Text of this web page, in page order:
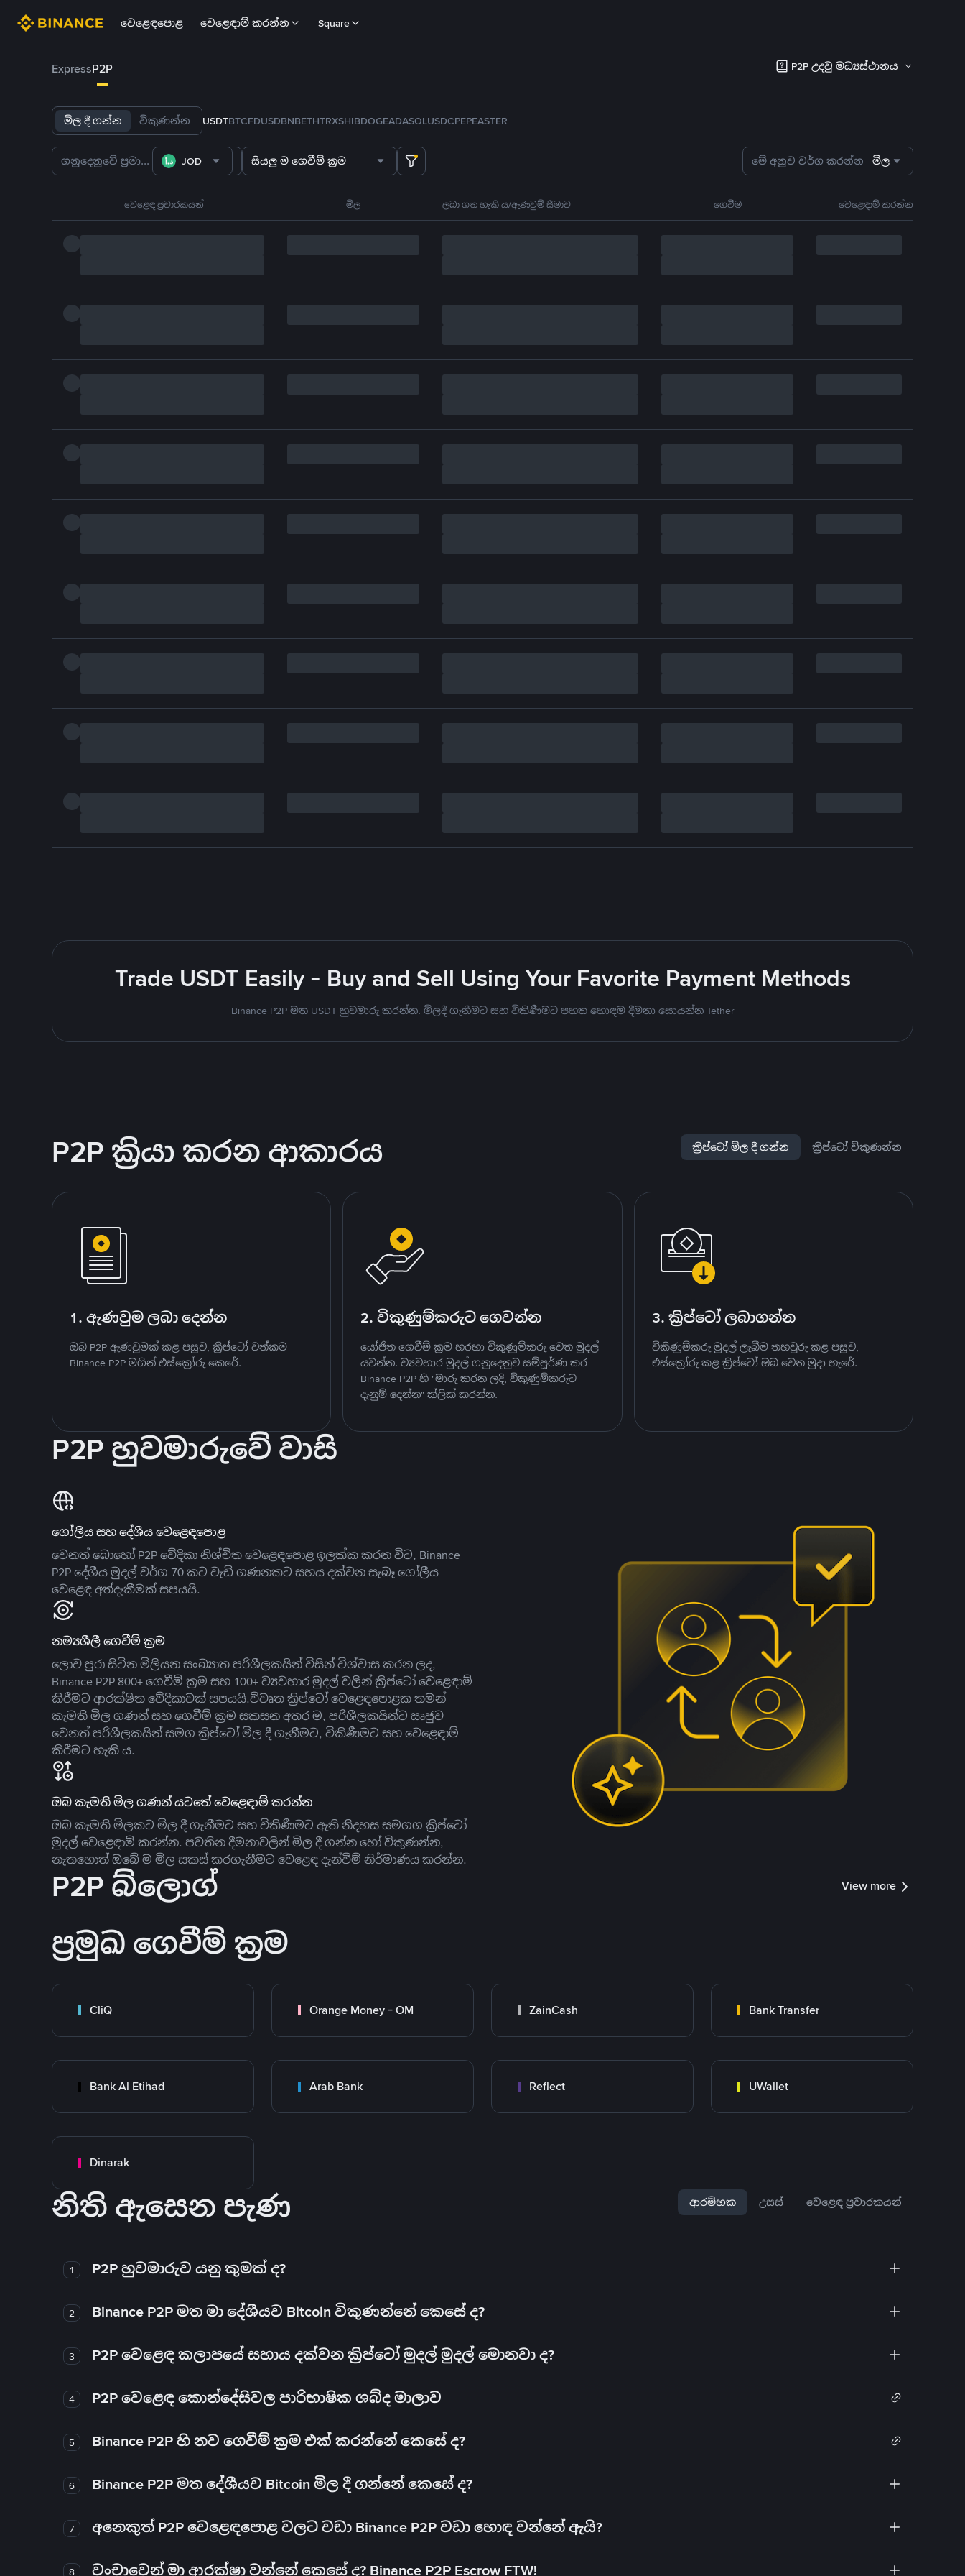
වෙළෙඳපොළ වෙළෙඳාම් කරන්න Square
ExpressP2P P2P උදවු මධ්‍යස්ථානය
මිල දී ගන්න විකුණන්න USDTBTCFDUSDBNBETHTRXSHIBDOGEADASOLUSDCPEPEASTER
JOD සියලු ම ගෙවීම් ක්‍රම මේ අනුව වර්ග කරන්න මිල
වෙළෙඳ ප්‍රචාරකයන් මිල ලබා ගත හැකි ය/ඇණවුම් සීමාව ගෙවීම වෙළෙඳාම් කරන්න
Trade USDT Easily - Buy and Sell Using Your Favorite Payment Methods
Binance P2P මත USDT හුවමාරු කරන්න. මිලදී ගැනීමට සහ විකිණීමට පහත හොඳම දීමනා සොයන්න Tether
P2P ක්‍රියා කරන ආකාරය ක්‍රිප්ටෝ මිල දී ගන්න ක්‍රිප්ටෝ විකුණන්න
1. ඇණවුම ලබා දෙන්න
ඔබ P2P ඇණවුමක් කළ පසුව, ක්‍රිප්ටෝ වත්කම
Binance P2P මගින් එස්ක්‍රෝරු කෙරේ.
2. විකුණුම්කරුට ගෙවන්න
යෝජිත ගෙවීම් ක්‍රම හරහා විකුණුම්කරු වෙත මුදල්
යවන්න. ව්‍යවහාර මුදල් ගනුදෙනුව සම්පූර්ණ කර
Binance P2P හි "මාරු කරන ලදි, විකුණුම්කරුට
දැනුම් දෙන්න" ක්ලික් කරන්න.
3. ක්‍රිප්ටෝ ලබාගන්න
විකිණුම්කරු මුදල් ලැබීම තහවුරු කළ පසුව,
එස්ක්‍රෝරු කළ ක්‍රිප්ටෝ ඔබ වෙත මුදා හැරේ.
P2P හුවමාරුවේ වාසි
ගෝලීය සහ දේශීය වෙළෙඳපොළ
වෙනත් බොහෝ P2P වේදිකා නිශ්චිත වෙළෙඳපොළ ඉලක්ක කරන විට, Binance
P2P දේශීය මුදල් වර්ග 70 කට වැඩි ගණනකට සහය දක්වන සැබෑ ගෝලීය
වෙළෙඳ අත්දැකීමක් සපයයි.
නම්‍යශීලී ගෙවීම් ක්‍රම
ලොව පුරා සිටින මිලියන සංඛ්‍යාත පරිශීලකයින් විසින් විශ්වාස කරන ලද,
Binance P2P 800+ ගෙවීම් ක්‍රම සහ 100+ ව්‍යවහාර මුදල් වලින් ක්‍රිප්ටෝ වෙළෙඳාම්
කිරීමට ආරක්ෂිත වේදිකාවක් සපයයි.විවෘත ක්‍රිප්ටෝ වෙළෙඳපොළක තමන්
කැමති මිල ගණන් සහ ගෙවීම් ක්‍රම සකසන අතර ම, පරිශීලකයින්ට ඍජුව
වෙනත් පරිශීලකයින් සමග ක්‍රිප්ටෝ මිල දී ගැනීමට, විකිණීමට සහ වෙළෙඳාම්
කිරීමට හැකි ය.
ඔබ කැමති මිල ගණන් යටතේ වෙළෙඳාම් කරන්න
ඔබ කැමති මිලකට මිල දී ගැනීමට සහ විකිණීමට ඇති නිදහස සමගග ක්‍රිප්ටෝ
මුදල් වෙළෙඳාම් කරන්න. පවතින දීමනාවලින් මිල දී ගන්න හෝ විකුණන්න,
නැතහොත් ඔබේ ම මිල සකස් කරගැනීමට වෙළෙඳ දැන්වීම් නිර්මාණය කරන්න.
P2P බ්ලොග් View more
ප්‍රමුඛ ගෙවීම් ක්‍රම
CliQ Orange Money - OM ZainCash Bank Transfer
Bank Al Etihad Arab Bank Reflect UWallet
Dinarak
නිති ඇසෙන පැණ ආරම්භක උසස් වෙළෙඳ ප්‍රචාරකයන්
1 P2P හුවමාරුව යනු කුමක් ද?
2 Binance P2P මත මා දේශීයව Bitcoin විකුණන්නේ කෙසේ ද?
3 P2P වෙළෙඳ කලාපයේ සහාය දක්වන ක්‍රිප්ටෝ මුදල් මුදල් මොනවා ද?
4 P2P වෙළෙඳ කොන්දේසිවල පාරිභාෂික ශබ්ද මාලාව
5 Binance P2P හි නව ගෙවීම් ක්‍රම එක් කරන්නේ කෙසේ ද?
6 Binance P2P මත දේශීයව Bitcoin මිල දී ගන්නේ කෙසේ ද?
7 අනෙකුත් P2P වෙළෙඳපොළ වලට වඩා Binance P2P වඩා හොඳ වන්නේ ඇයි?
8 වංචාවෙන් මා ආරක්ෂා වන්නේ කෙසේ ද? Binance P2P Escrow FTW!